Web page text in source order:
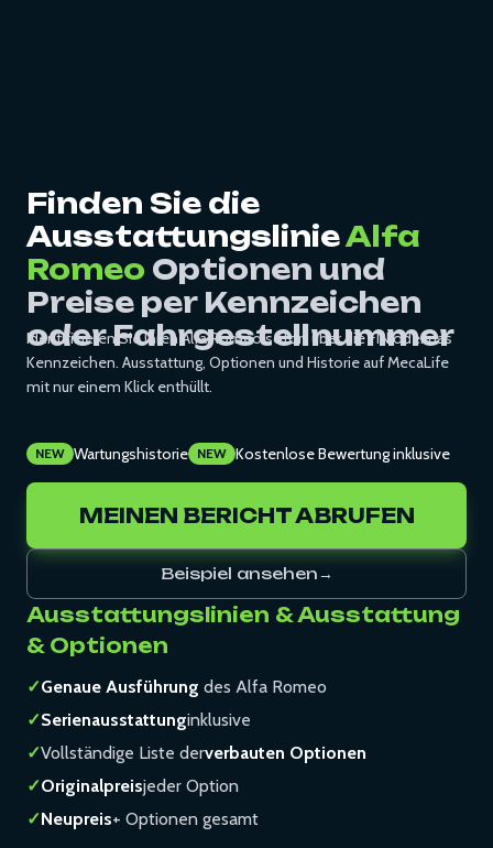
Finden Sie die
AusstattungslinieAlfa
Romeo Optionen und
Preise per Kennzeichen
oder Fahrgestellnummer
Identifizieren Sie Ihren Alfa Romeo sofort über die FIN oder das
Kennzeichen. Ausstattung, Optionen und Historie auf MecaLife
mit nur einem Klick enthüllt.
NEW Wartungshistorie NEW Kostenlose Bewertung inklusive
MEINEN BERICHT ABRUFEN
Beispiel ansehen→
Ausstattungslinien & Ausstattung
& Optionen
✓Genaue Ausführung des Alfa Romeo
✓Serienausstattunginklusive
✓Vollständige Liste derverbauten Optionen
✓Originalpreisjeder Option
✓Neupreis+ Optionen gesamt